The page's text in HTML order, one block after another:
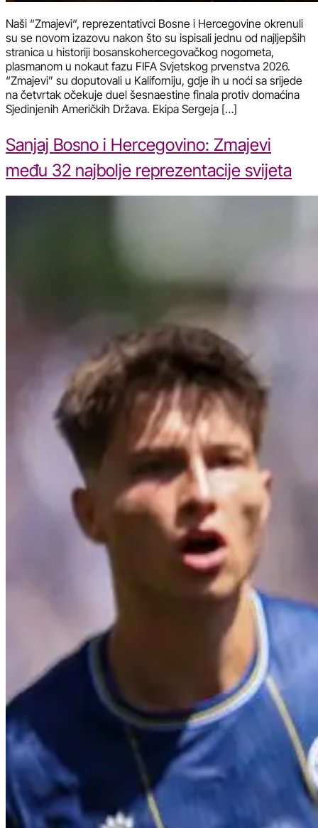
Naši “Zmajevi“, reprezentativci Bosne i Hercegovine okrenuli
su se novom izazovu nakon što su ispisali jednu od najljepših
stranica u historiji bosanskohercegovačkog nogometa,
plasmanom u nokaut fazu FIFA Svjetskog prvenstva 2026.
“Zmajevi” su doputovali u Kaliforniju, gdje ih u noći sa srijede
na četvrtak očekuje duel šesnaestine finala protiv domaćina
Sjedinjenih Američkih Država. Ekipa Sergeja […]
Sanjaj Bosno i Hercegovino: Zmajevi
među 32 najbolje reprezentacije svijeta